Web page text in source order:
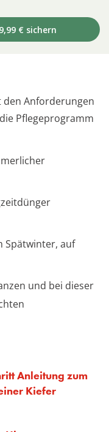
€ sichern
Anforderungen
Pflegeprogramm
Spätwinter, auf
und bei dieser
Anleitung zum
Kiefer